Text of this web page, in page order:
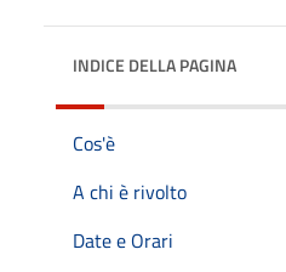
INDICE DELLA PAGINA
Cos'è
A chi è rivolto
Date e Orari